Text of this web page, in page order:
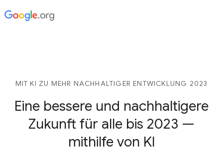
MIT KI ZU MEHR NACHHALTIGER ENTWICKLUNG 2023
Eine bessere und nachhaltigere
Zukunft für alle bis 2023 —
mithilfe von KI